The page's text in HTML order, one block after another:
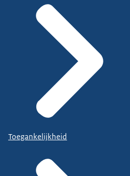
Toegankelijkheid